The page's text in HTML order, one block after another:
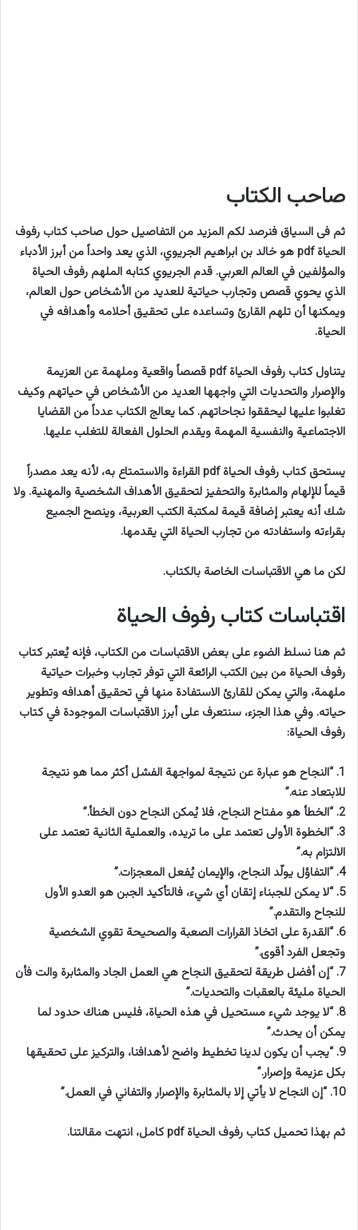
صاحب الكتاب
ثم فى السياق فنرصد لكم المزيد من التفاصيل حول صاحب كتاب رفوف
الحياة pdf هو خالد بن ابراهيم الجريوي، الذي يعد واحداً من أبرز الأدباء
والمؤلفين في العالم العربي. قدم الجريوي كتابه الملهم رفوف الحياة
الذي يحوي قصص وتجارب حياتية للعديد من الأشخاص حول العالم،
ويمكنها أن تلهم القارئ وتساعده على تحقيق أحلامه وأهدافه في
الحياة.
يتناول كتاب رفوف الحياة pdf قصصاً واقعية وملهمة عن العزيمة
والإصرار والتحديات التي واجهها العديد من الأشخاص في حياتهم وكيف
تغلبوا عليها ليحققوا نجاحاتهم. كما يعالج الكتاب عدداً من القضايا
الاجتماعية والنفسية المهمة ويقدم الحلول الفعالة للتغلب عليها.
يستحق كتاب رفوف الحياة pdf القراءة والاستمتاع به، لأنه يعد مصدراً
قيماً للإلهام والمثابرة والتحفيز لتحقيق الأهداف الشخصية والمهنية. ولا
شك أنه يعتبر إضافة قيمة لمكتبة الكتب العربية، وينصح الجميع
بقراءته واستفادته من تجارب الحياة التي يقدمها.
لكن ما هي الاقتباسات الخاصة بالكتاب.
اقتباسات كتاب رفوف الحياة
ثم هنا نسلط الضوء على بعض الاقتباسات من الكتاب، فإنه يُعتبر كتاب
رفوف الحياة من بين الكتب الرائعة التي توفر تجارب وخبرات حياتية
ملهمة، والتي يمكن للقارئ الاستفادة منها في تحقيق أهدافه وتطوير
حياته. وفي هذا الجزء، سنتعرف على أبرز الاقتباسات الموجودة في كتاب
رفوف الحياة:
1. “النجاح هو عبارة عن نتيجة لمواجهة الفشل أكثر مما هو نتيجة
للابتعاد عنه.”
2. “الخطأ هو مفتاح النجاح، فلا يُمكن النجاح دون الخطأ.”
3. “الخطوة الأولى تعتمد على ما تريده، والعملية الثانية تعتمد على
الالتزام به.”
4. “التفاؤل يولّد النجاح، والإيمان يُفعل المعجزات.”
5. “لا يمكن للجبناء إتقان أي شيء، فالتأكيد الجبن هو العدو الأول
للنجاح والتقدم.”
6. “القدرة على اتخاذ القرارات الصعبة والصحيحة تقوي الشخصية
وتجعل الفرد أقوى.”
7. “إن أفضل طريقة لتحقيق النجاح هي العمل الجاد والمثابرة والت فأن
الحياة مليئة بالعقبات والتحديات.”
8. “لا يوجد شيء مستحيل في هذه الحياة، فليس هناك حدود لما
يمكن أن يحدث.”
9. “يجب أن يكون لدينا تخطيط واضح لأهدافنا، والتركيز على تحقيقها
بكل عزيمة وإصرار.”
10. “إن النجاح لا يأتي إلا بالمثابرة والإصرار والتفاني في العمل.”
ثم بهذا تحميل كتاب رفوف الحياة pdf كامل، انتهت مقالتنا.